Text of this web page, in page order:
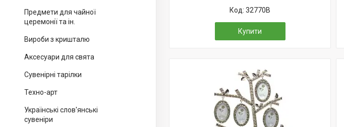
Предмети для чайної
церемонії та ін.
Вироби з кришталю
Аксесуари для свята
Сувенірні тарілки
Техно-арт
Українські слов'янські
сувеніри
32770B
Купити